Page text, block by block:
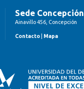
Sede Concepción
Ainavillo 456, Concepción
Contacto Mapa